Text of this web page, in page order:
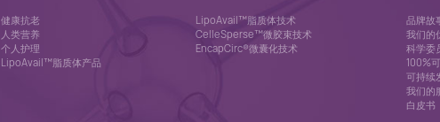
健康抗老
人类营养
个人护理
LipoAvail™脂质体产品
LipoAvail™脂质体技术
CelleSperse™微胶束技术
EncapCirc®微囊化技术
品牌故
我们的
科学委
100%
可持续
我们的
白皮书